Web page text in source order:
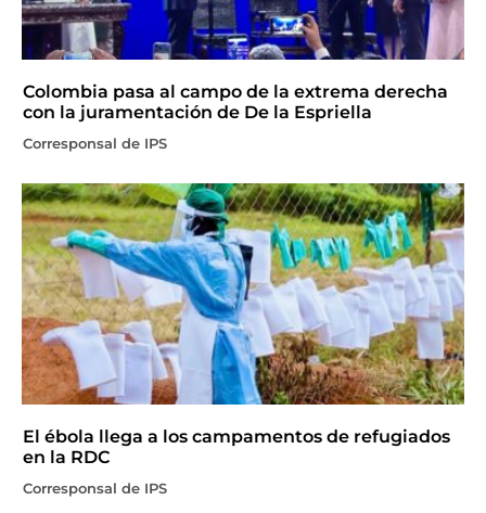
Colombia pasa al campo de la extrema derecha
con la juramentación de De la Espriella
Corresponsal de IPS
El ébola llega a los campamentos de refugiados
en la RDC
Corresponsal de IPS